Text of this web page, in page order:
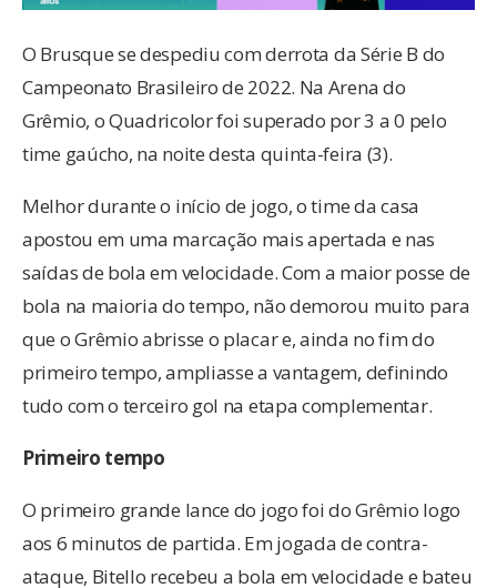
O Brusque se despediu com derrota da Série B do
Campeonato Brasileiro de 2022. Na Arena do
Grêmio, o Quadricolor foi superado por 3 a 0 pelo
time gaúcho, na noite desta quinta-feira (3).
Melhor durante o início de jogo, o time da casa
apostou em uma marcação mais apertada e nas
saídas de bola em velocidade. Com a maior posse de
bola na maioria do tempo, não demorou muito para
que o Grêmio abrisse o placar e, ainda no fim do
primeiro tempo, ampliasse a vantagem, definindo
tudo com o terceiro gol na etapa complementar.
Primeiro tempo
O primeiro grande lance do jogo foi do Grêmio logo
aos 6 minutos de partida. Em jogada de contra-
ataque, Bitello recebeu a bola em velocidade e bateu